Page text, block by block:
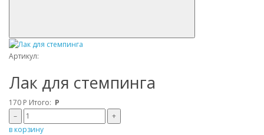
Артикул:
Лак для стемпинга
170 Р Итого: Р
–
+
в корзину